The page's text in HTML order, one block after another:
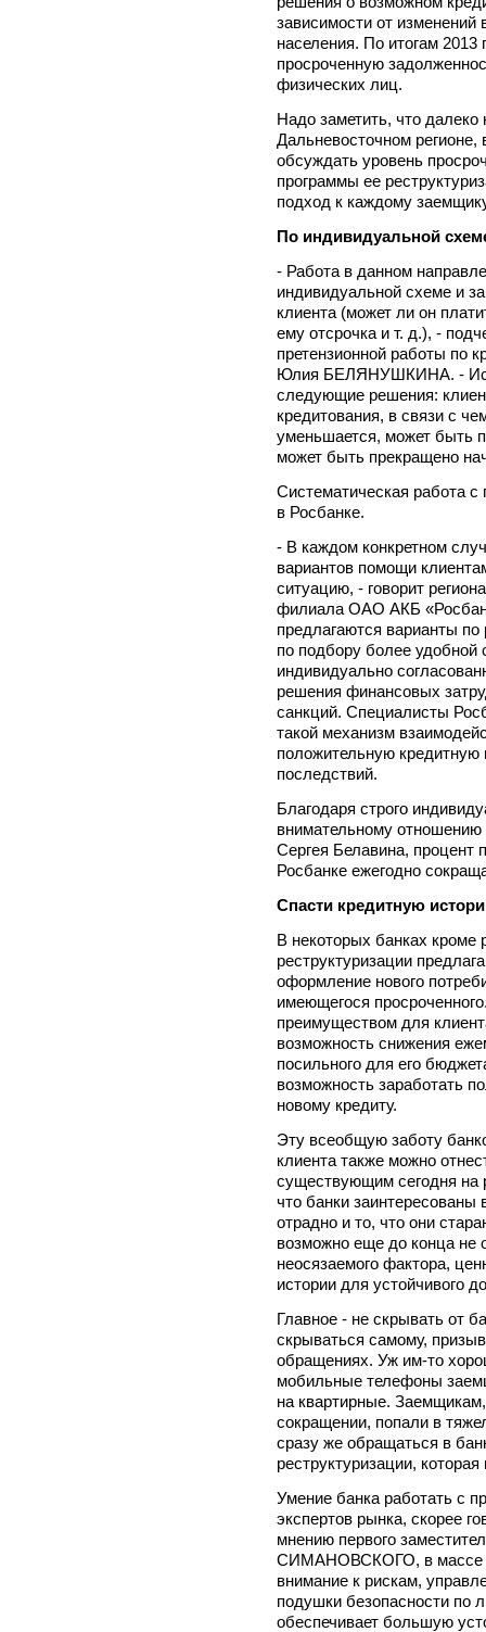
зависимости от изменений
населения. По итогам 2013
просроченную
физических лиц.
Надо заметить, что
Дальневосточном регионе,
обсуждать уровень
программы ее
подход к каждому
По индивидуальной
- Работа в данном
индивидуальной схеме и
клиента (может ли он
ему отсрочка и т. д.), -
претензионной работы по
Юлия БЕЛЯНУШКИНА. -
следующие решения:
кредитования, в связи с
уменьшается, может быть
может быть прекращено
Систематическая работа
в Росбанке.
- В каждом конкретном
вариантов помощи
ситуацию, - говорит
филиала ОАО АКБ
предлагаются варианты
по подбору более удобной
индивидуально
решения финансовых
санкций. Специалисты
такой механизм
положительную
последствий.
Благодаря строго
внимательному
Сергея Белавина, процент
Росбанке ежегодно
Спасти кредитную
В некоторых банках кроме
реструктуризации
оформление нового
имеющегося
преимуществом для
возможность снижения
посильного для его
возможность заработать
новому кредиту.
Эту всеобщую заботу
клиента также можно
существующим сегодня на
что банки
отрадно и то, что они
возможно еще до конца не
неосязаемого фактора,
истории для устойчивого
Главное - не скрывать от
скрываться самому,
обращениях. Уж им-то
мобильные телефоны
на квартирные.
сокращении, попали в
сразу же обращаться в
реструктуризации,
Умение банка работать с
экспертов рынка, скорее
мнению первого
СИМАНОВСКОГО, в массе
внимание к рискам,
подушки безопасности по
обеспечивает большую